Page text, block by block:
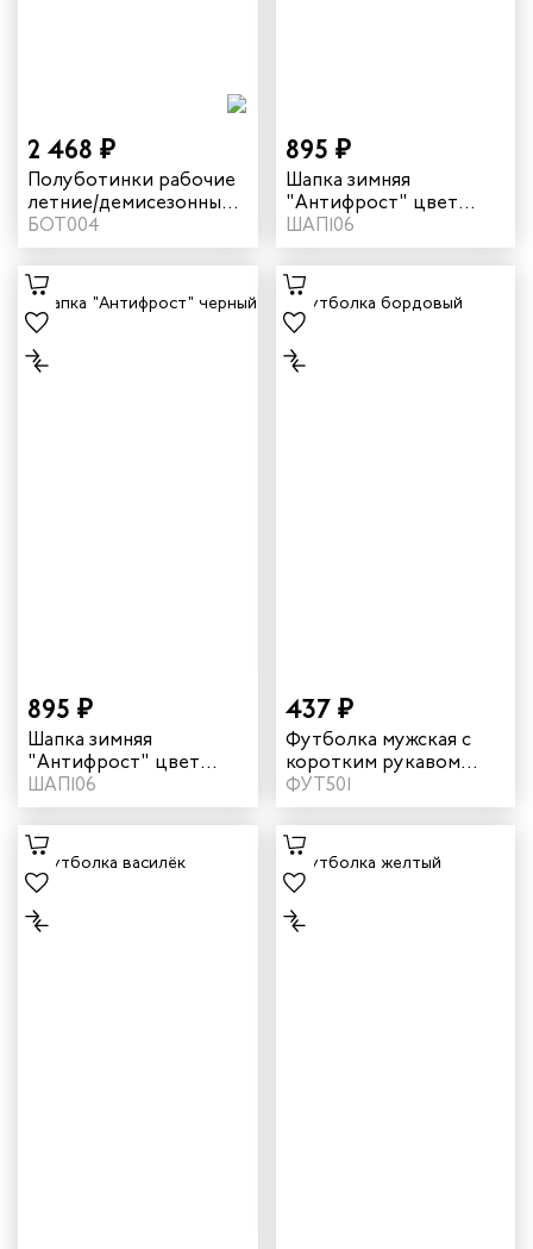
2 468 ₽
Полуботинки рабочие
летние/демисезонные
"Оптима" цвет черный
БОТ004
895 ₽
Шапка зимняя
"Антифрост" цвет
темно-синий
ШАП106
895 ₽
Шапка зимняя
"Антифрост" цвет
черный
ШАП106
437 ₽
Футболка мужская с
коротким рукавом
цвет бордовый
ФУТ501